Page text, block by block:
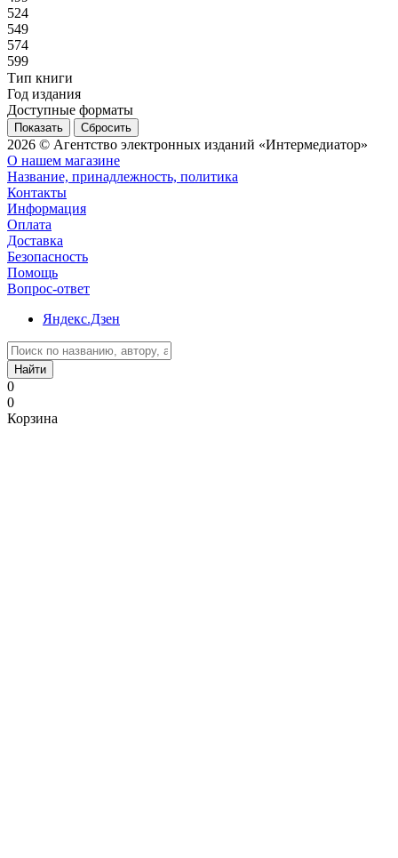
524
549
574
599
Тип книги
Год издания
Доступные форматы
Сбросить
2026 © Агентство электронных изданий «Интермедиатор»
О нашем магазине
Название, принадлежность, политика
Контакты
Информация
Оплата
Доставка
Безопасность
Помощь
Вопрос-ответ
Яндекс.Дзен
Найти
0
0
Корзина